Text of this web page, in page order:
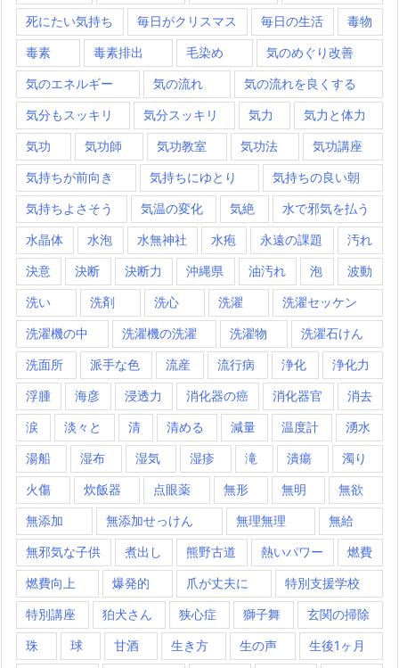
死にたい気持ち 毎日がクリスマス 毎日の生活 毒物
毒素 毒素排出 毛染め 気のめぐり改善
気のエネルギー 気の流れ 気の流れを良くする
気分もスッキリ 気分スッキリ 気力 気力と体力
気功 気功師 気功教室 気功法 気功講座
気持ちが前向き 気持ちにゆとり 気持ちの良い朝
気持ちよさそう 気温の変化 気絶 水で邪気を払う
水晶体 水泡 水無神社 水疱 永遠の課題 汚れ
決意 決断 決断力 沖縄県 油汚れ 泡 波動
洗い 洗剤 洗心 洗濯 洗濯セッケン
洗濯機の中 洗濯機の洗濯 洗濯物 洗濯石けん
洗面所 派手な色 流産 流行病 浄化 浄化力
浮腫 海彦 浸透力 消化器の癌 消化器官 消去
涙 淡々と 清 清める 減量 温度計 湧水
湯船 湿布 湿気 湿疹 滝 潰瘍 濁り
火傷 炊飯器 点眼薬 無形 無明 無欲
無添加 無添加せっけん 無理無理 無給
無邪気な子供 煮出し 熊野古道 熱いパワー 燃費
燃費向上 爆発的 爪が丈夫に 特別支援学校
特別講座 狛犬さん 狭心症 獅子舞 玄関の掃除
珠 球 甘酒 生き方 生の声 生後1ヶ月